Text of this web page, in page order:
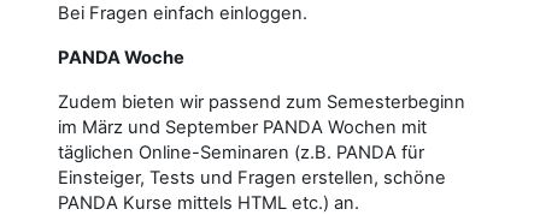
Bei Fragen einfach einloggen.
PANDA Woche
Zudem bieten wir passend zum Semesterbeginn
im März und September PANDA Wochen mit
täglichen Online-Seminaren (z.B. PANDA für
Einsteiger, Tests und Fragen erstellen, schöne
PANDA Kurse mittels HTML etc.) an.